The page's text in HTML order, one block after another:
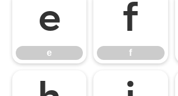
e
e
f
f